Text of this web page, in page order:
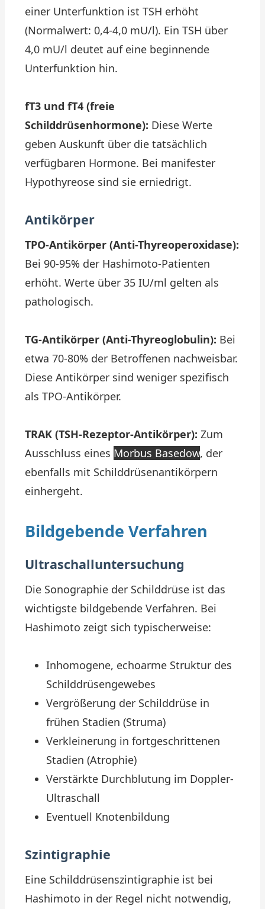
einer Unterfunktion ist TSH erhöht
(Normalwert: 0,4-4,0 mU/l). Ein TSH über
4,0 mU/l deutet auf eine beginnende
Unterfunktion hin.
fT3 und fT4 (freie
Schilddrüsenhormone): Diese Werte
geben Auskunft über die tatsächlich
verfügbaren Hormone. Bei manifester
Hypothyreose sind sie erniedrigt.
Antikörper
TPO-Antikörper (Anti-Thyreoperoxidase):
Bei 90-95% der Hashimoto-Patienten
erhöht. Werte über 35 IU/ml gelten als
pathologisch.
TG-Antikörper (Anti-Thyreoglobulin): Bei
etwa 70-80% der Betroffenen nachweisbar.
Diese Antikörper sind weniger spezifisch
als TPO-Antikörper.
TRAK (TSH-Rezeptor-Antikörper): Zum
Ausschluss eines Morbus Basedow, der
ebenfalls mit Schilddrüsenantikörpern
einhergeht.
Bildgebende Verfahren
Ultraschalluntersuchung
Die Sonographie der Schilddrüse ist das
wichtigste bildgebende Verfahren. Bei
Hashimoto zeigt sich typischerweise:
Inhomogene, echoarme Struktur des
Schilddrüsengewebes
Vergrößerung der Schilddrüse in
frühen Stadien (Struma)
Verkleinerung in fortgeschrittenen
Stadien (Atrophie)
Verstärkte Durchblutung im Doppler-
Ultraschall
Eventuell Knotenbildung
Szintigraphie
Eine Schilddrüsenszintigraphie ist bei
Hashimoto in der Regel nicht notwendig,